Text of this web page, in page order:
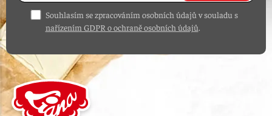
Souhlasím se zpracováním osobních údajů v souladu s
nařízením GDPR o ochraně osobních údajů.